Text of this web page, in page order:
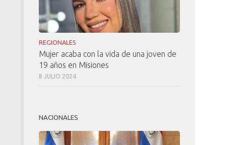
REGIONALES
Mujer acaba con la vida de una joven de
19 años en Misiones
8 JULIO 2024
NACIONALES